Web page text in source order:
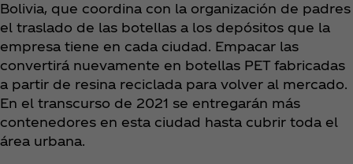
Bolivia, que coordina con la organización de padres
el traslado de las botellas a los depósitos que la
empresa tiene en cada ciudad. Empacar las
convertirá nuevamente en botellas PET fabricadas
a partir de resina reciclada para volver al mercado.
En el transcurso de 2021 se entregarán más
contenedores en esta ciudad hasta cubrir toda el
área urbana.